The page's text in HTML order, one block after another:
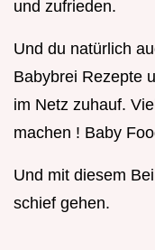
und zufrieden.
Und du natürlich
Babybrei Rezepte
im Netz zuhauf.
machen ! Baby
Und mit diesem
schief gehen.